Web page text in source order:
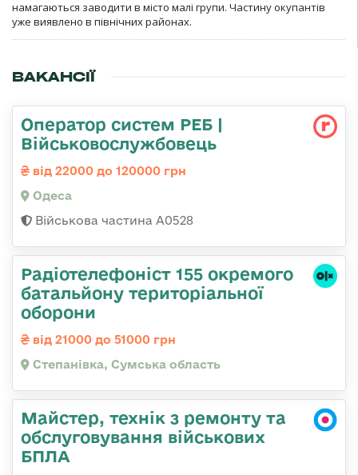
намагаються заводити в місто малі групи. Частину окупантів
уже виявлено в північних районах.
ВАКАНСІЇ
Оператор систем РЕБ |
Військовослужбовець
від 22000 до 120000 грн
Одеса
Військова частина А0528
Радіотелефоніст 155 окремого
батальйону територіальної
оборони
від 21000 до 51000 грн
Степанівка, Сумська область
Майстер, технік з ремонту та
обслуговування військових
БПЛА